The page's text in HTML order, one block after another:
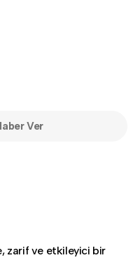
Ver
zarif ve etkileyici bir